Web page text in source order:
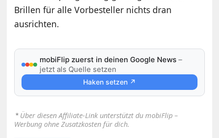
Brillen für alle Vorbesteller nichts dran
ausrichten.
mobiFlip zuerst in deinen Google News –
jetzt als Quelle setzen
Haken setzen ↗
⋆ Über diesen Affiliate-Link unterstützt du mobiFlip –
Werbung ohne Zusatzkosten für dich.